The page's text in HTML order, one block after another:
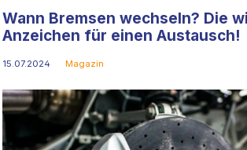
Wann Bremsen wechseln? Die
Anzeichen für einen Austausch!
15.07.2024 Magazin